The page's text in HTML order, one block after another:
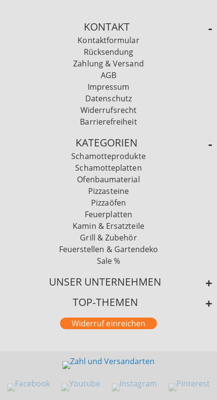
KONTAKT
Kontaktformular
Rücksendung
Zahlung & Versand
AGB
Impressum
Datenschutz
Widerrufsrecht
Barrierefreiheit
KATEGORIEN
Schamotteprodukte
Schamotteplatten
Ofenbaumaterial
Pizzasteine
Pizzaöfen
Feuerplatten
Kamin & Ersatzteile
Grill & Zubehör
Feuerstellen & Gartendeko
Sale %
UNSER UNTERNEHMEN
TOP-THEMEN
Widerruf einreichen